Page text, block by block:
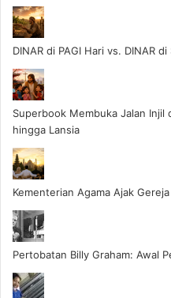
DINAR di PAGI Hari vs. DINAR di
Superbook Membuka Jalan
hingga Lansia
Kementerian Agama Ajak
Pertobatan Billy Graham: Awal